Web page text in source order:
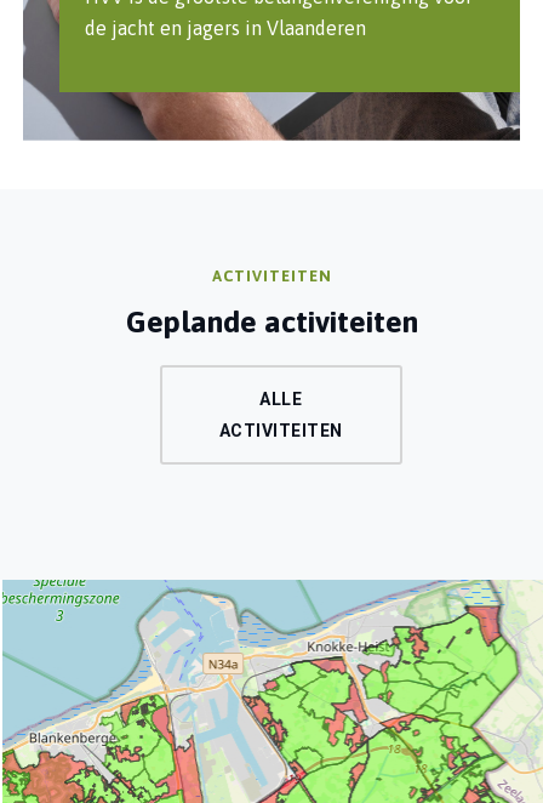
de jacht en jagers in Vlaanderen
ACTIVITEITEN
Geplande activiteiten
ALLE
ACTIVITEITEN